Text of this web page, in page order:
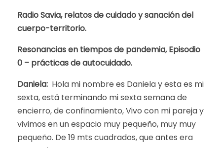
Radio Savia, relatos de cuidado y sanación del
cuerpo-territorio.
Resonancias en tiempos de pandemia, Episodio
0 – prácticas de autocuidado.
Daniela: Hola mi nombre es Daniela y esta es mi
sexta, está terminando mi sexta semana de
encierro, de confinamiento, Vivo con mi pareja y
vivimos en un espacio muy pequeño, muy muy
pequeño. De 19 mts cuadrados, que antes era